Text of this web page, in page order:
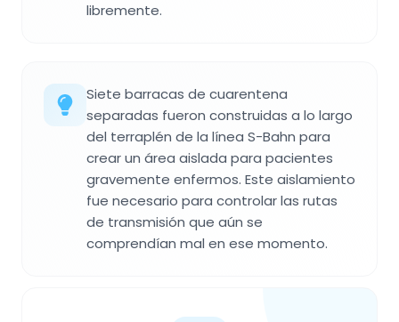
libremente.
Siete barracas de cuarentena
separadas fueron construidas a lo largo
del terraplén de la línea S-Bahn para
crear un área aislada para pacientes
gravemente enfermos. Este aislamiento
fue necesario para controlar las rutas
de transmisión que aún se
comprendían mal en ese momento.